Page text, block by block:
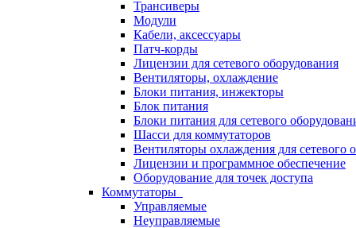
Трансиверы
Модули
Кабели, аксессуары
Патч-корды
Лицензии для сетевого оборудования
Вентиляторы, охлаждение
Блоки питания, инжекторы
Блок питания
Блоки питания для сетевого
Шасси для коммутаторов
Вентиляторы охлаждения для сетевого
Лицензии и программное обеспечение
Оборудование для точек доступа
Коммутаторы
Управляемые
Неуправляемые